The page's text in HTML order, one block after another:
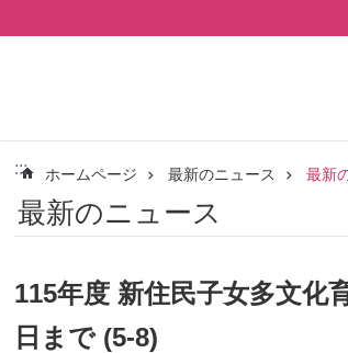
::: ホームページ 最新のニュース 最新
最新のニュース
115年度 新住民子女多文
日まで (5-8)